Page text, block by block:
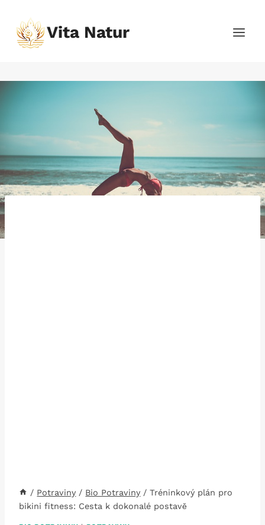
obsah
Vita Natur
/ Potraviny / Bio Potraviny / Tréninkový plán pro
bikini fitness: Cesta k dokonalé postavě